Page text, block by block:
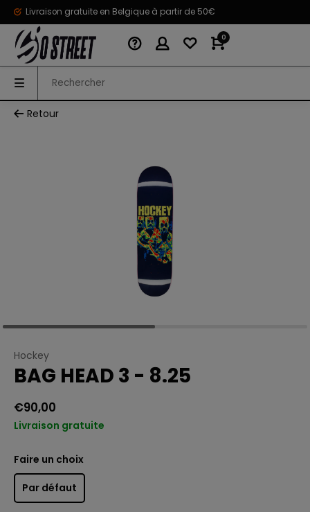
Livraison gratuite en Belgique à partir de 50€
0
Retour
Hockey
BAG HEAD 3 - 8.25
€90,00
Livraison gratuite
Faire un choix
Par défaut